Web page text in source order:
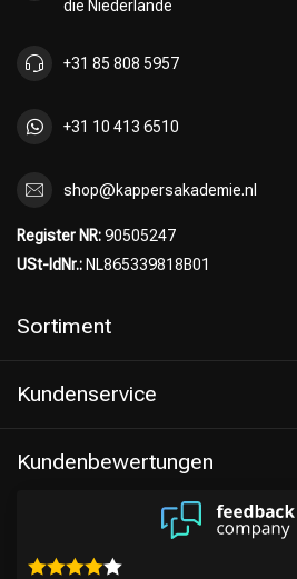
die Niederlande
+31 85 808 5957
+31 10 413 6510
shop@kappersakademie.nl
Register NR:90505247
USt-IdNr.: NL865339818B01
Sortiment
Kundenservice
Kundenbewertungen